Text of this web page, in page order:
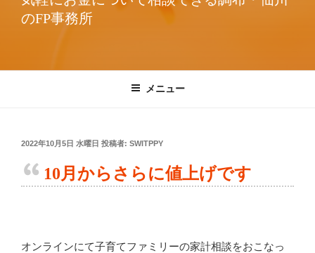
のFP事務所
メニュー
2022年10月5日 水曜日 投稿者: SWITPPY
10月からさらに値上げです
オンラインにて子育てファミリーの家計相談をおこなっ